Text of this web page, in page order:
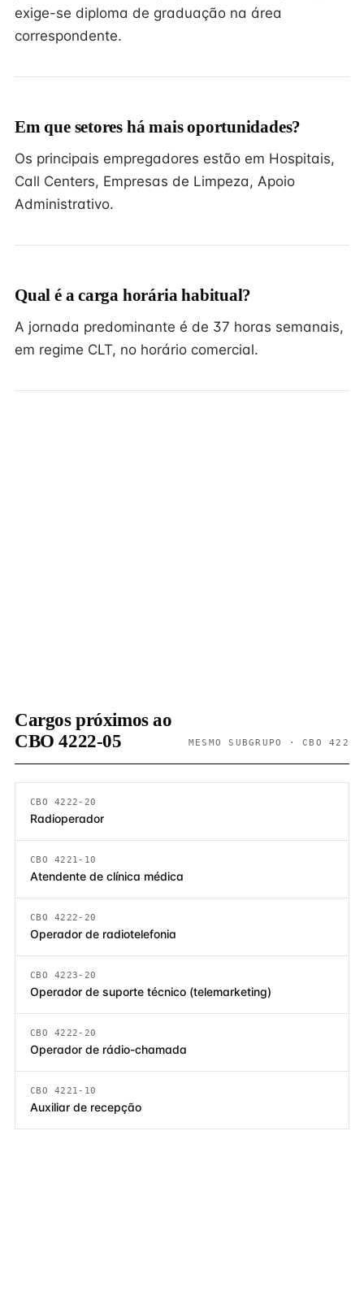
exige-se diploma de graduação na área
correspondente.
Em que setores há mais oportunidades?
Os principais empregadores estão em Hospitais,
Call Centers, Empresas de Limpeza, Apoio
Administrativo.
Qual é a carga horária habitual?
A jornada predominante é de 37 horas semanais,
em regime CLT, no horário comercial.
Cargos próximos ao
CBO 4222-05
MESMO SUBGRUPO · CBO 422
CBO 4222-20
Radioperador
CBO 4221-10
Atendente de clínica médica
CBO 4222-20
Operador de radiotelefonia
CBO 4223-20
Operador de suporte técnico (telemarketing)
CBO 4222-20
Operador de rádio-chamada
CBO 4221-10
Auxiliar de recepção